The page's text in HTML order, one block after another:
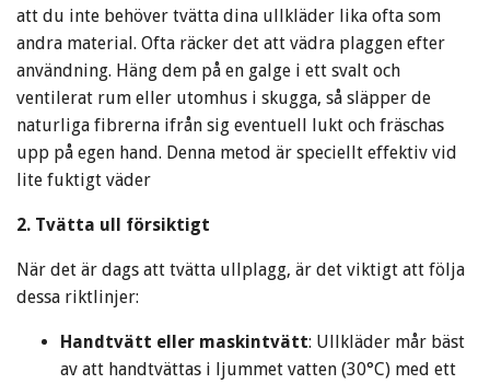
att du inte behöver tvätta dina ullkläder lika ofta som
andra material. Ofta räcker det att vädra plaggen efter
användning. Häng dem på en galge i ett svalt och
ventilerat rum eller utomhus i skugga, så släpper de
naturliga fibrerna ifrån sig eventuell lukt och fräschas
upp på egen hand. Denna metod är speciellt effektiv vid
lite fuktigt väder
2. Tvätta ull försiktigt
När det är dags att tvätta ullplagg, är det viktigt att följa
dessa riktlinjer:
Handtvätt eller maskintvätt: Ullkläder mår bäst
av att handtvättas i ljummet vatten (30°C) med ett